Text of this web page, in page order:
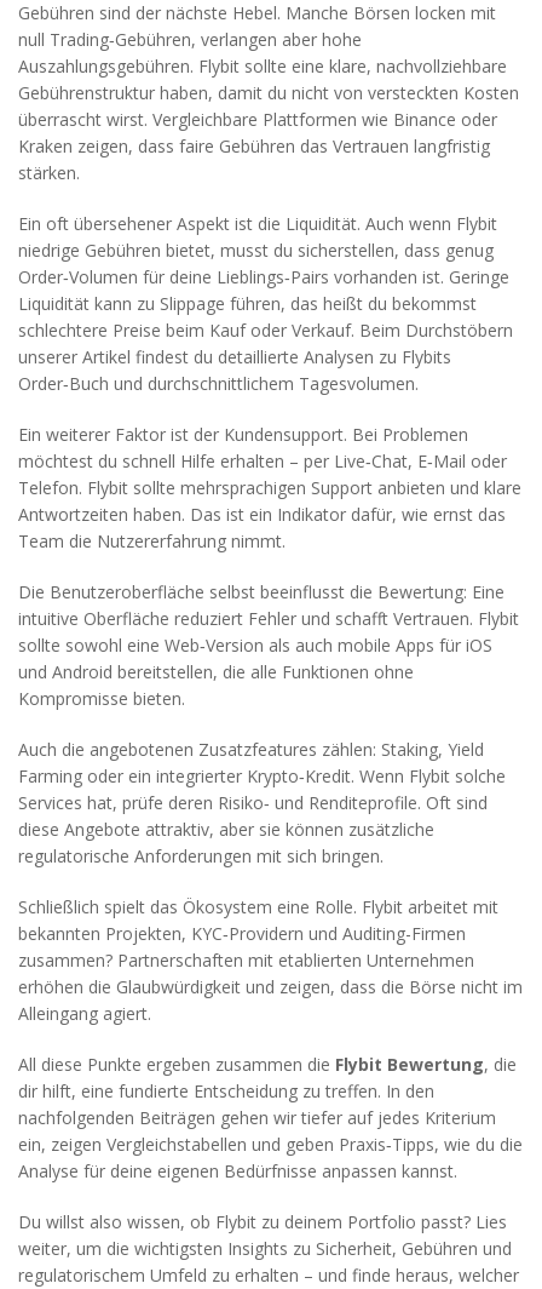
Gebühren sind der nächste Hebel. Manche Börsen locken mit
null Trading‑Gebühren, verlangen aber hohe
Auszahlungsgebühren. Flybit sollte eine klare, nachvollziehbare
Gebührenstruktur haben, damit du nicht von versteckten Kosten
überrascht wirst. Vergleichbare Plattformen wie Binance oder
Kraken zeigen, dass faire Gebühren das Vertrauen langfristig
stärken.
Ein oft übersehener Aspekt ist die Liquidität. Auch wenn Flybit
niedrige Gebühren bietet, musst du sicherstellen, dass genug
Order‑Volumen für deine Lieblings‑Pairs vorhanden ist. Geringe
Liquidität kann zu Slippage führen, das heißt du bekommst
schlechtere Preise beim Kauf oder Verkauf. Beim Durchstöbern
unserer Artikel findest du detaillierte Analysen zu Flybits
Order‑Buch und durchschnittlichem Tagesvolumen.
Ein weiterer Faktor ist der Kundensupport. Bei Problemen
möchtest du schnell Hilfe erhalten – per Live‑Chat, E‑Mail oder
Telefon. Flybit sollte mehrsprachigen Support anbieten und klare
Antwortzeiten haben. Das ist ein Indikator dafür, wie ernst das
Team die Nutzererfahrung nimmt.
Die Benutzeroberfläche selbst beeinflusst die Bewertung: Eine
intuitive Oberfläche reduziert Fehler und schafft Vertrauen. Flybit
sollte sowohl eine Web‑Version als auch mobile Apps für iOS
und Android bereitstellen, die alle Funktionen ohne
Kompromisse bieten.
Auch die angebotenen Zusatzfeatures zählen: Staking, Yield
Farming oder ein integrierter Krypto‑Kredit. Wenn Flybit solche
Services hat, prüfe deren Risiko‑ und Renditeprofile. Oft sind
diese Angebote attraktiv, aber sie können zusätzliche
regulatorische Anforderungen mit sich bringen.
Schließlich spielt das Ökosystem eine Rolle. Flybit arbeitet mit
bekannten Projekten, KYC‑Providern und Auditing-Firmen
zusammen? Partnerschaften mit etablierten Unternehmen
erhöhen die Glaubwürdigkeit und zeigen, dass die Börse nicht im
Alleingang agiert.
All diese Punkte ergeben zusammen die Flybit Bewertung, die
dir hilft, eine fundierte Entscheidung zu treffen. In den
nachfolgenden Beiträgen gehen wir tiefer auf jedes Kriterium
ein, zeigen Vergleichstabellen und geben Praxis‑Tipps, wie du die
Analyse für deine eigenen Bedürfnisse anpassen kannst.
Du willst also wissen, ob Flybit zu deinem Portfolio passt? Lies
weiter, um die wichtigsten Insights zu Sicherheit, Gebühren und
regulatorischem Umfeld zu erhalten – und finde heraus, welcher